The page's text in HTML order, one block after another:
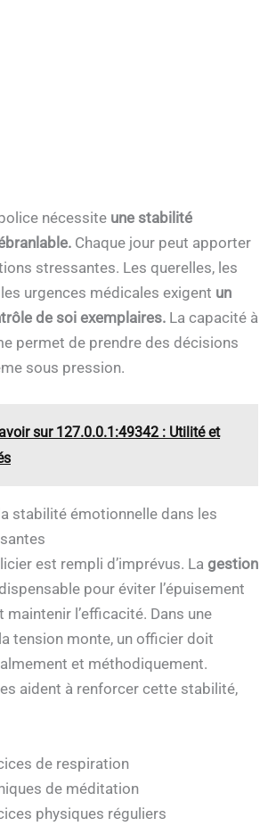
nécessite une stabilité
Chaque jour peut apporter
stressantes. Les querelles, les
urgences médicales exigent un
de soi exemplaires. La capacité à
permet de prendre des décisions
sous pression.
sur 127.0.0.1:49342 : Utilité et
stabilité émotionnelle dans les
est rempli d’imprévus. La gestion
pour éviter l’épuisement
l’efficacité. Dans une
tension monte, un officier doit
et méthodiquement.
aident à renforcer cette stabilité,
de respiration
de méditation
physiques réguliers